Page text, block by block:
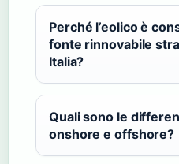
Perché l’eolico è
fonte rinnovabile
Italia?
Quali sono le
onshore e offshore?